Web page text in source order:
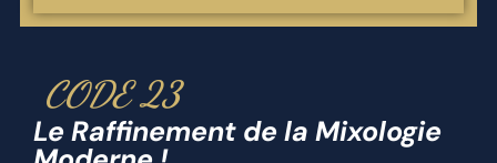
CODE 23
Le Raffinement de la Mixologie